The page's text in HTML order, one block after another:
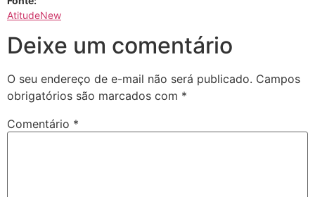
AtitudeNew
Deixe um comentário
O seu endereço de e-mail não será publicado. Campos
obrigatórios são marcados com *
Comentário *